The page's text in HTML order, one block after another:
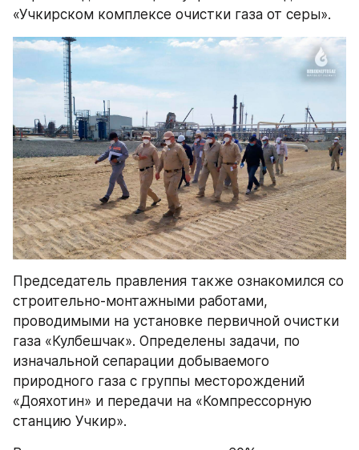
«Учкирском комплексе очистки газа от серы».
Председатель правления также ознакомился со
строительно-монтажными работами,
проводимыми на установке первичной очистки
газа «Кулбешчак». Определены задачи, по
изначальной сепарации добываемого
природного газа с группы месторождений
«Дояхотин» и передачи на «Компрессорную
станцию Учкир».